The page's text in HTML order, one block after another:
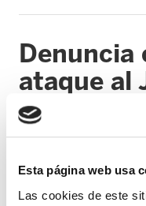
Esta página web usa
Las cookies de este
Denuncia
ataque al
Mungia
GIZALAN